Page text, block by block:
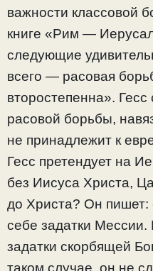
важности классовой
книге «Рим —
следующие
всего — расовая
второстепенна».
расовой борьбы,
не принадлежит к
Гесс претендует на
без Иисуса Христа,
до Христа? Он
себе задатки
задатки скорбящей
таком случае, он не